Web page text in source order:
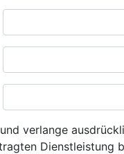
verlange
Dienstleistung